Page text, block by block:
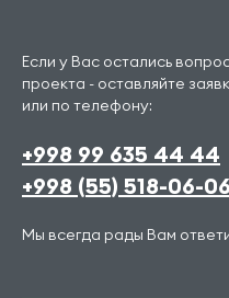
Если у Вас остались
проекта - оставляйте
или по телефону:
+998 99 635 44 44
+998 (55) 518-06-06
Мы всегда рады Вам